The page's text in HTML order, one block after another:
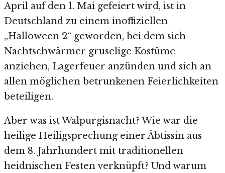
April auf den 1. Mai gefeiert wird, ist in
Deutschland zu einem inoffiziellen
„Halloween 2“ geworden, bei dem sich
Nachtschwärmer gruselige Kostüme
anziehen, Lagerfeuer anzünden und sich an
allen möglichen betrunkenen Feierlichkeiten
beteiligen.
Aber was ist Walpurgisnacht? Wie war die
heilige Heiligsprechung einer Äbtissin aus
dem 8. Jahrhundert mit traditionellen
heidnischen Festen verknüpft? Und warum